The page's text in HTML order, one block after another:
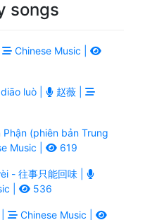
songs
Chinese Music |
luò |
赵薇 |
Phận (phiên bản Trung
Music | 619
- 往事只能回味 |
| 536
Chinese Music |